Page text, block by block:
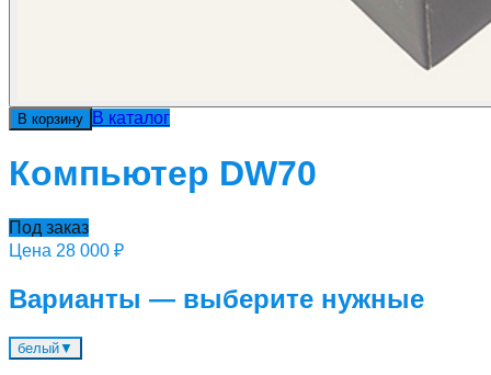
В корзину В каталог
Компьютер DW70
Под заказ
Цена 28 000 ₽
Варианты — выберите нужные
белый▼